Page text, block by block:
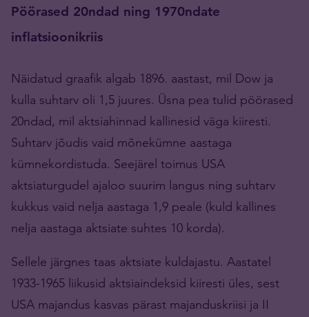
Pöörased 20ndad ning 1970ndate
inflatsioonikriis
Näidatud graafik algab 1896. aastast, mil Dow ja
kulla suhtarv oli 1,5 juures. Üsna pea tulid pöörased
20ndad, mil aktsiahinnad kallinesid väga kiiresti.
Suhtarv jõudis vaid mõnekümne aastaga
kümnekordistuda. Seejärel toimus USA
aktsiaturgudel ajaloo suurim langus ning suhtarv
kukkus vaid nelja aastaga 1,9 peale (kuld kallines
nelja aastaga aktsiate suhtes 10 korda).
Sellele järgnes taas aktsiate kuldajastu. Aastatel
1933-1965 liikusid aktsiaindeksid kiiresti üles, sest
USA majandus kasvas pärast majanduskriisi ja II